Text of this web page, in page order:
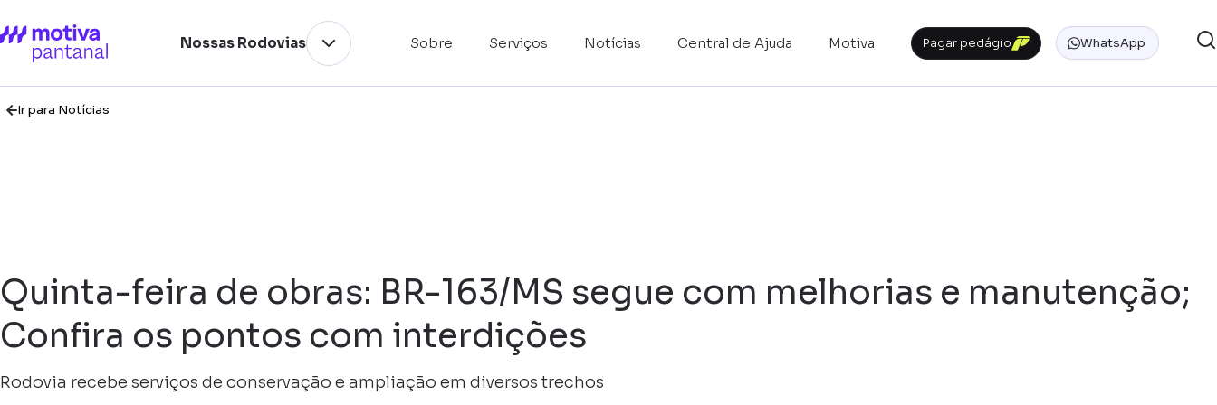
Nossas Rodovias Sobre Serviços Notícias Central de Ajuda Motiva Pagar pedágio WhatsApp
Ir para Notícias
Quinta-feira de obras: BR-163/MS segue com melhorias e manutenção;
Confira os pontos com interdições
Rodovia recebe serviços de conservação e ampliação em diversos trechos